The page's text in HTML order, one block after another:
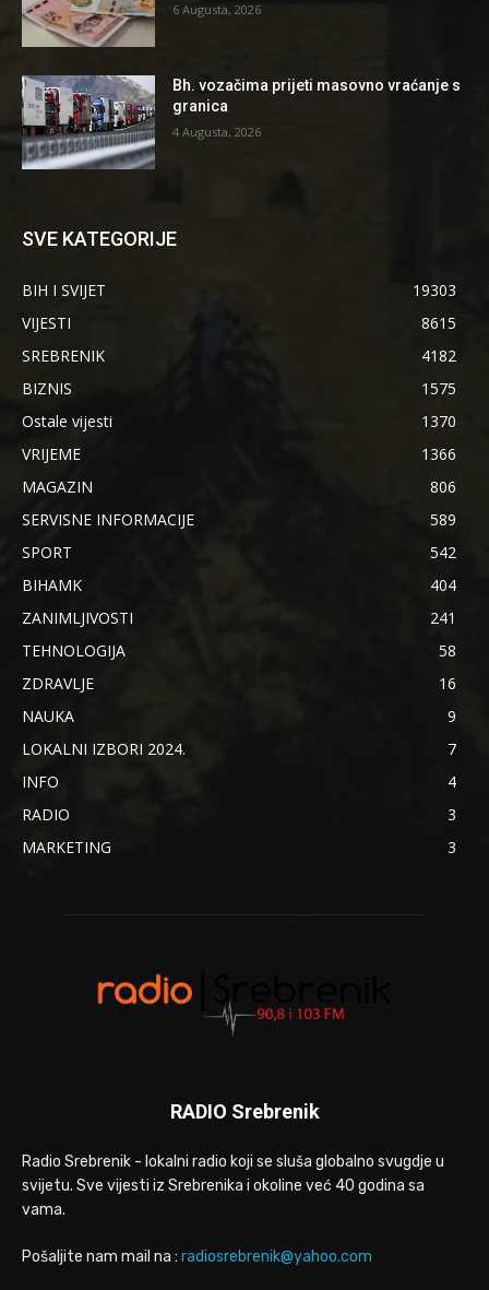
6 Augusta, 2026
Bh. vozačima prijeti masovno vraćanje s
granica
4 Augusta, 2026
SVE KATEGORIJE
BIH I SVIJET
19303
VIJESTI
8615
SREBRENIK
4182
BIZNIS
1575
Ostale vijesti
1370
VRIJEME
1366
MAGAZIN
806
SERVISNE INFORMACIJE
589
SPORT
542
BIHAMK
404
ZANIMLJIVOSTI
241
TEHNOLOGIJA
58
ZDRAVLJE
16
NAUKA
9
LOKALNI IZBORI 2024.
7
INFO
4
RADIO
3
MARKETING
3
RADIO Srebrenik
Radio Srebrenik - lokalni radio koji se sluša globalno svugdje u
svijetu. Sve vijesti iz Srebrenika i okoline već 40 godina sa
vama.
Pošaljite nam mail na : radiosrebrenik@yahoo.com